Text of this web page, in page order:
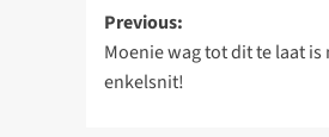
Post
navigation
Previous:
Moenie wag tot dit te laat
enkelsnit!